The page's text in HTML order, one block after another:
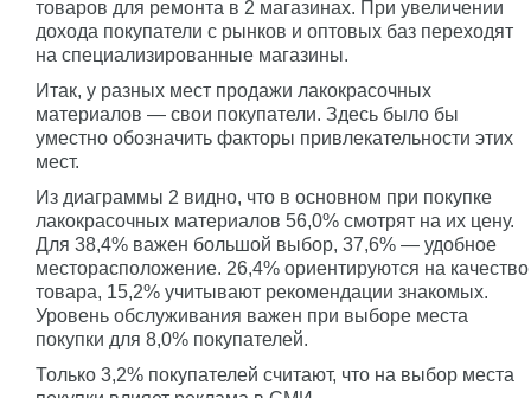
товаров для ремонта в 2 магазинах. При увеличении
дохода покупатели с рынков и оптовых баз переходят
на специализированные магазины.
Итак, у разных мест продажи лакокрасочных
материалов — свои покупатели. Здесь было бы
уместно обозначить факторы привлекательности этих
мест.
Из диаграммы 2 видно, что в основном при покупке
лакокрасочных материалов 56,0% смотрят на их цену.
Для 38,4% важен большой выбор, 37,6% — удобное
месторасположение. 26,4% ориентируются на качество
товара, 15,2% учитывают рекомендации знакомых.
Уровень обслуживания важен при выборе места
покупки для 8,0% покупателей.
Только 3,2% покупателей считают, что на выбор места